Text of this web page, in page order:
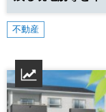
不動産